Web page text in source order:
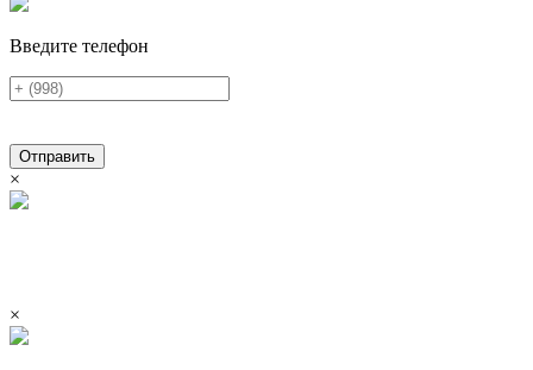
Введите телефон
Отправить
×
×